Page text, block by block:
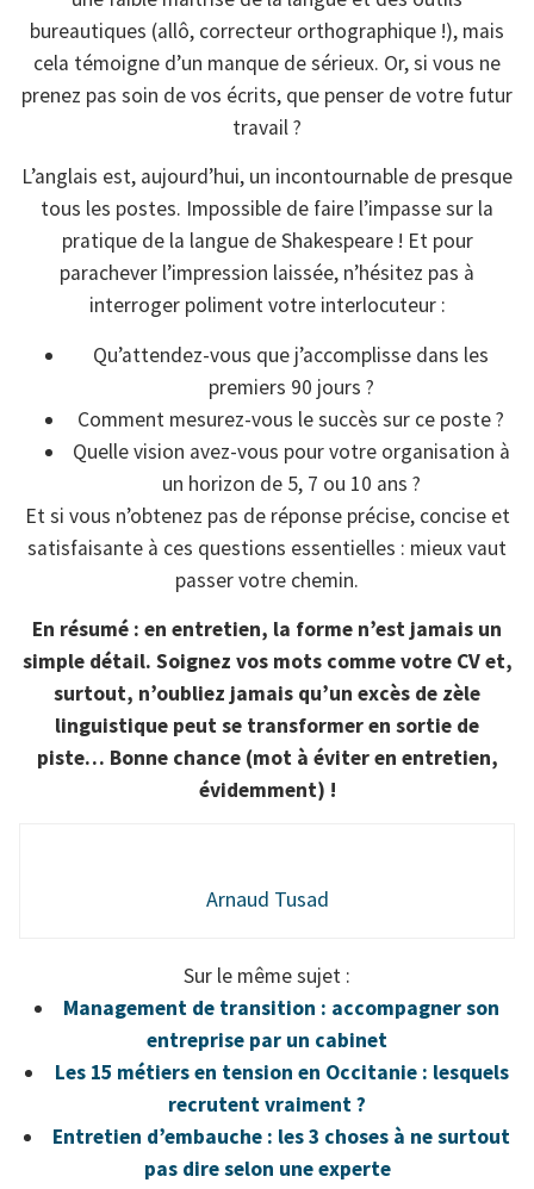
bureautiques (allô, correcteur orthographique !), mais
cela témoigne d’un manque de sérieux. Or, si vous ne
prenez pas soin de vos écrits, que penser de votre futur
travail ?
L’anglais est, aujourd’hui, un incontournable de presque
tous les postes. Impossible de faire l’impasse sur la
pratique de la langue de Shakespeare ! Et pour
parachever l’impression laissée, n’hésitez pas à
interroger poliment votre interlocuteur :
Qu’attendez-vous que j’accomplisse dans les
premiers 90 jours ?
Comment mesurez-vous le succès sur ce poste ?
Quelle vision avez-vous pour votre organisation à
un horizon de 5, 7 ou 10 ans ?
Et si vous n’obtenez pas de réponse précise, concise et
satisfaisante à ces questions essentielles : mieux vaut
passer votre chemin.
En résumé : en entretien, la forme n’est jamais un
simple détail. Soignez vos mots comme votre CV et,
surtout, n’oubliez jamais qu’un excès de zèle
linguistique peut se transformer en sortie de
piste… Bonne chance (mot à éviter en entretien,
évidemment) !
Arnaud Tusad
Sur le même sujet :
Management de transition : accompagner son
entreprise par un cabinet
Les 15 métiers en tension en Occitanie : lesquels
recrutent vraiment ?
Entretien d’embauche : les 3 choses à ne surtout
pas dire selon une experte